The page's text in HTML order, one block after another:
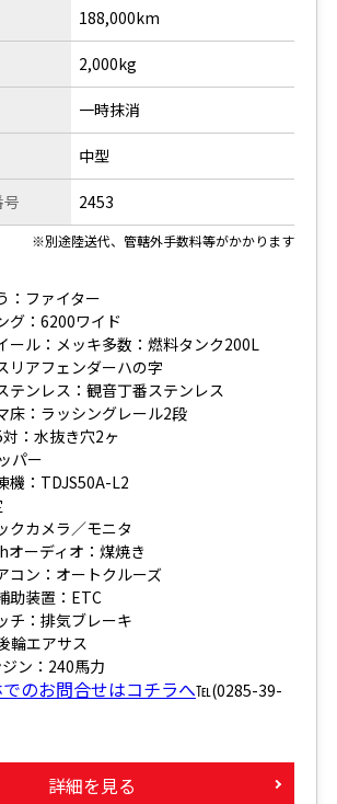
188,000km
号
2,000kg
一時抹消
中型
2453
※別途陸送代、管轄外手数料等がかかります
：ファイター
グ：6200ワイド
ール：メッキ多数：燃料タンク200L
リアフェンダーハの字
テンレス：観音丁番ステンレス
床：ラッシングレール2段
：水抜き穴2ヶ
パー
機：TDJS50A-L2
クカメラ／モニタ
ーディオ：煤焼き
コン：オートクルーズ
助装置：ETC
チ：排気ブレーキ
輪エアサス
ン：240馬力
のお問合せはコチラへ℡(0285-39-
詳細を見る